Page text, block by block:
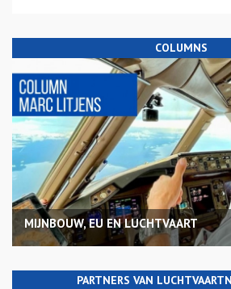
COLUMNS
MIJNBOUW, EU EN LUCHTVAART
PARTNERS VAN